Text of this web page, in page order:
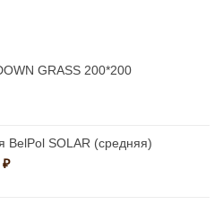
GRASS 200*200
BelPol SOLAR (средняя)
₽Диапазон